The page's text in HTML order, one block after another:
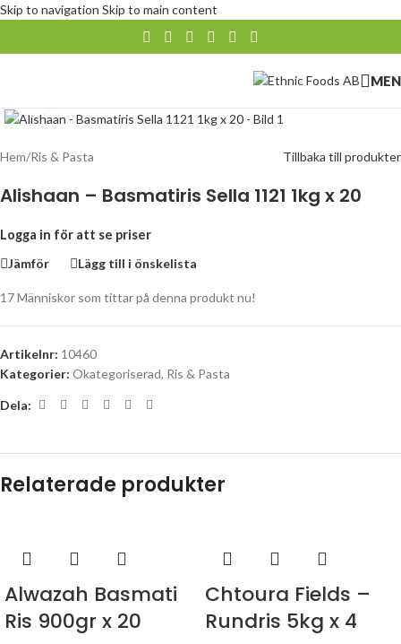
Skip to navigation Skip to main content
Hem/Ris & Pasta Tillbaka till produkter
Alishaan – Basmatiris Sella 1121 1kg x 20
Logga in för att se priser
Jämför
Lägg till i önskelista
17Människor som tittar på denna produkt nu!
Artikelnr: 10460
Kategorier: Okategoriserad, Ris & Pasta
Dela:
Relaterade produkter
Alwazah Basmati
Ris 900gr x 20
Chtoura Fields –
Rundris 5kg x 4